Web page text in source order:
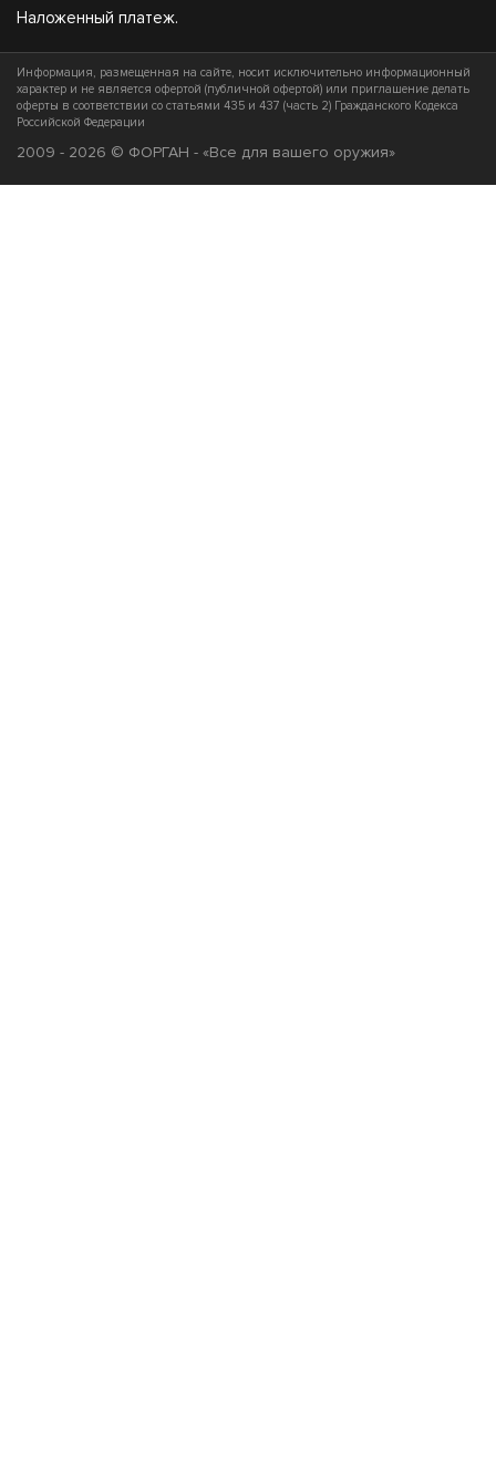
Наложенный платеж.
Информация, размещенная на сайте, носит исключительно информационный
характер и не является офертой (публичной офертой) или приглашение делать
оферты в соответствии со статьями 435 и 437 (часть 2) Гражданского Кодекса
Российской Федерации
2009 - 2026 © ФОРГАН - «Все для вашего оружия»